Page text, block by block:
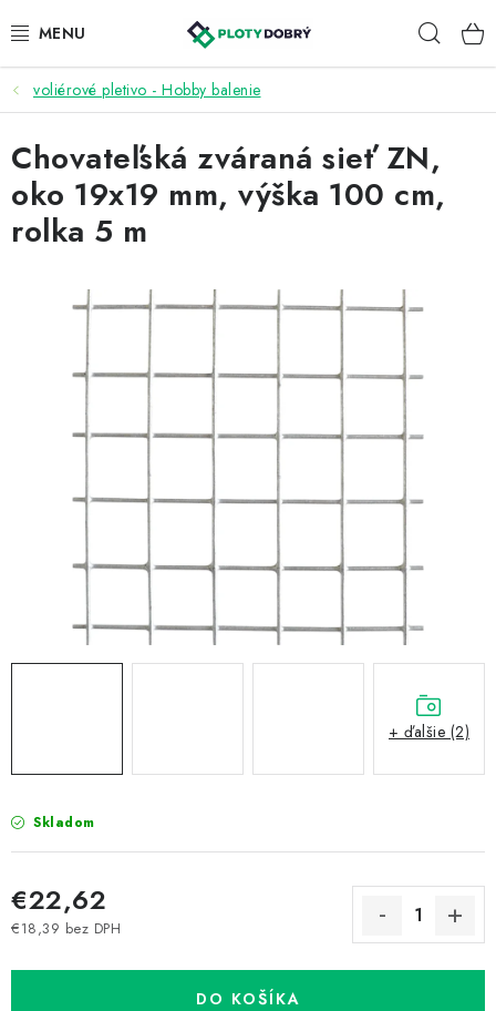
na
PLETIVA A PLOTY
PRÍSLUŠENSTVO
BRÁNY A BRÁNKY
KALKULÁTOR OPLOTENIA
REALIZÁCIA OPLOTENIA
NÁVODY
Prepravné a termín doručenia
Obchodné podmienky
Všetko o súboroch cookies
voliérové pletivo - Hobby balenie
Skladom
€22,62
€18,39 bez DPH
DO KOŠÍKA
Chovateľská zváraná sieť ZN,
oko 19x19 mm, výška 100 cm,
rolka 5 m
+ ďalšie (2)